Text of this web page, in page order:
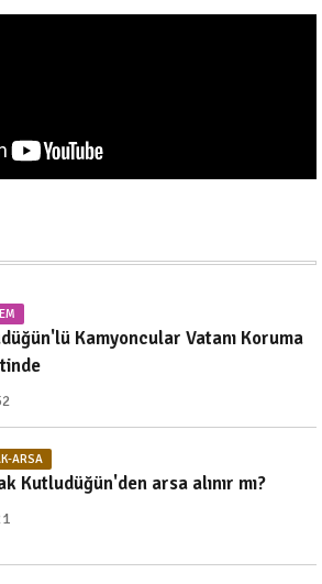
Kamyoncular Vatanı Koruma
ARSA
Kutludüğün'den arsa alınır mı?